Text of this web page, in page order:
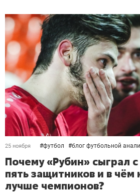
25 ноября #футбол #блог футбольной
Почему «Рубин» сыграл
пять защитников и в
лучше чемпионов?